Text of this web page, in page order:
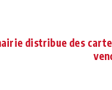
distribue des